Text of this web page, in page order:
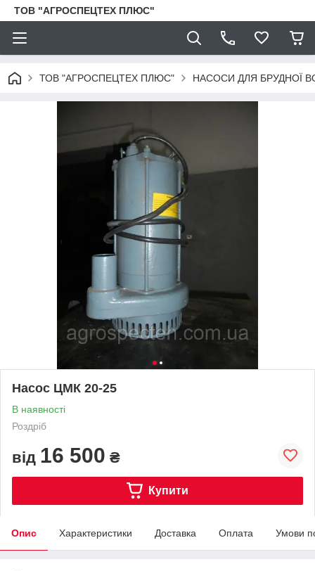
ТОВ "АГРОСПЕЦТЕХ ПЛЮС"
ТОВ "АГРОСПЕЦТЕХ ПЛЮС" НАСОСИ ДЛЯ БРУДНОЇ
Насос ЦМК 20-25
В наявності
Роздріб
від 16 500 ₴
Купити
Опис Характеристики Доставка Оплата Умови